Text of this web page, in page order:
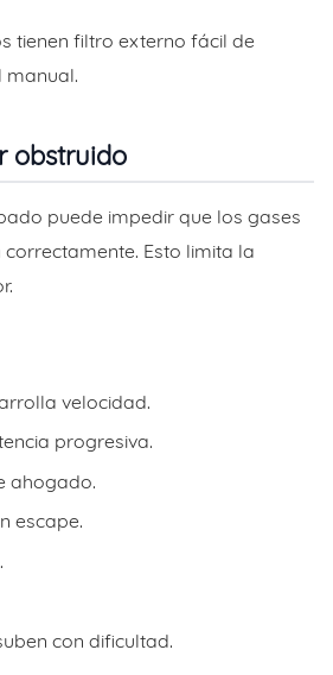
tienen filtro externo fácil de
manual.
obstruido
puede impedir que los gases
Esto limita la
velocidad.
progresiva.
ahogado.
escape.
con dificultad.